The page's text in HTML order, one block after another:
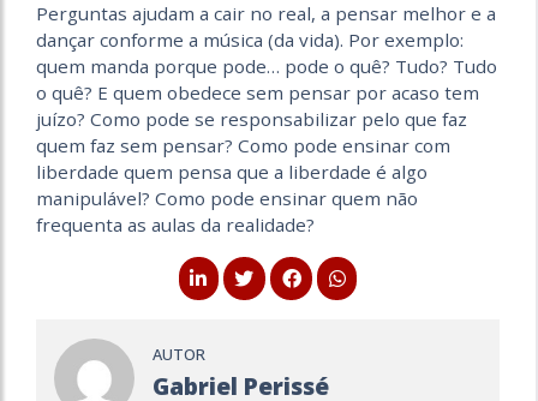
Perguntas ajudam a cair no real, a pensar melhor e a
dançar conforme a música (da vida). Por exemplo:
quem manda porque pode… pode o quê? Tudo? Tudo
o quê? E quem obedece sem pensar por acaso tem
juízo? Como pode se responsabilizar pelo que faz
quem faz sem pensar? Como pode ensinar com
liberdade quem pensa que a liberdade é algo
manipulável? Como pode ensinar quem não
frequenta as aulas da realidade?
AUTOR
Gabriel Perissé